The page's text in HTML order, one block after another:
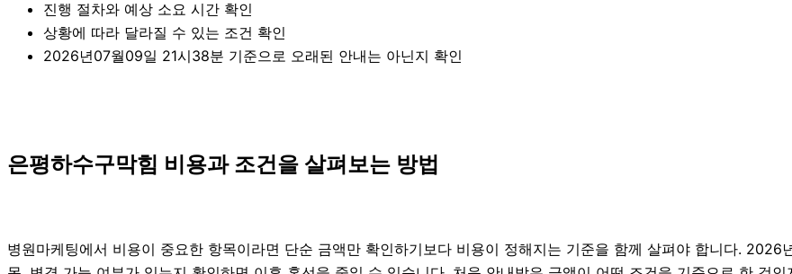
진행 절차와 예상 소요 시간 확인
상황에 따라 달라질 수 있는 조건 확인
2026년07월09일 21시38분 기준으로 오래된 안내는 아닌지 확인
은평하수구막힘 비용과 조건을 살펴보는 방법
병원마케팅에서 비용이 중요한 항목이라면 단순 금액만 확인하기보다 비용이 정해지는 기준을 함께 살펴야 합니다.